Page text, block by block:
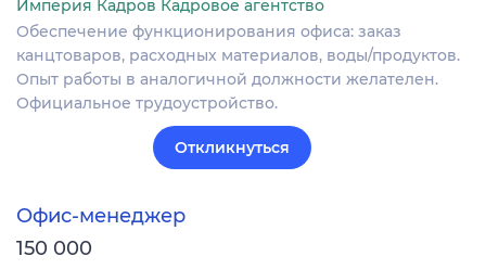
Империя Кадров Кадровое агентство
Обеспечение функционирования офиса: заказ
канцтоваров, расходных материалов, воды/продуктов.
Опыт работы в аналогичной должности желателен.
Официальное трудоустройство.
Откликнуться
Офис-менеджер
150 000